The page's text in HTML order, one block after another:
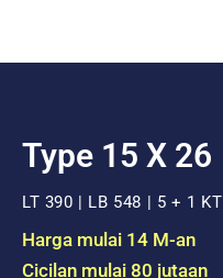
Type 15 X 26
LT 390 | LB 548 | 5 + 1 KT
Harga mulai 14 M-an
Cicilan mulai 80 jutaan